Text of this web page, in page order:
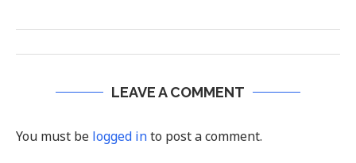
LEAVE A COMMENT
You must be logged into post a comment.